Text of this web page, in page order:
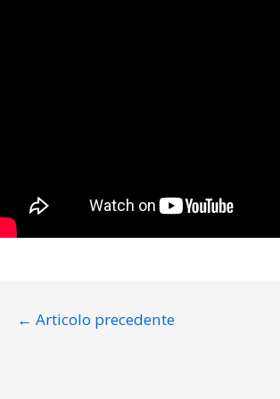
Navigazione
← Articolo precedente